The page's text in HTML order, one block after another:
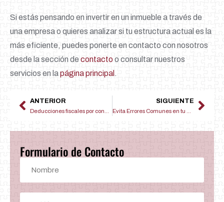
Si estás pensando en invertir en un inmueble a través de
una empresa o quieres analizar si tu estructura actual es la
más eficiente, puedes ponerte en contacto con nosotros
desde la sección de contactoo consultar nuestros
servicios en lapágina principal .
ANTERIOR SIGUIENTE
Formulario de Contacto